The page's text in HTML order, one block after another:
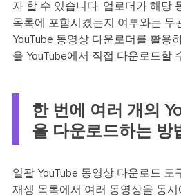
자 할 수 있습니다. 업로더가 해당
목록에 포함시켰는지 여부와는 무
YouTube 동영상 다운로더를 활용
을 YouTube에서 직접 다운로드할
한 번에 여러 개의
을 다운로드하는 방
일괄 YouTube 동영상 다운로드 도
재생 목록에서 여러 동영상을 동